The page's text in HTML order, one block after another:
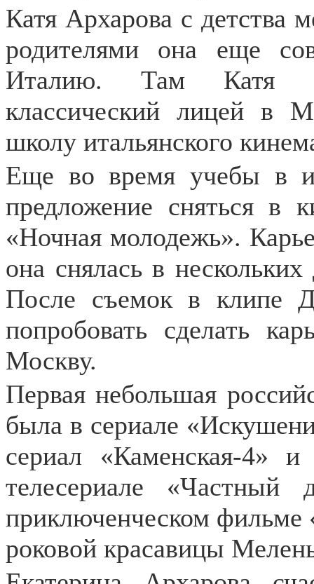
Катя Архарова с детства
родителями она еще
Италию. Там Катя
классический лицей в
школу итальянского
Еще во время учебы в
предложение сняться
«Ночная молодежь».
она снялась в
После съемок в клипе
попробовать сделать
Москву.
Первая небольшая
была в сериале
сериал «Каменская-4»
телесериале «Частный
приключенческом фильме
роковой красавицы